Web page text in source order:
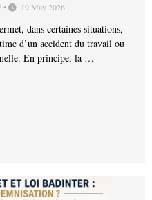
• 19 May 2026
dans certaines situations,
d’un accident du travail ou
En principe, la …